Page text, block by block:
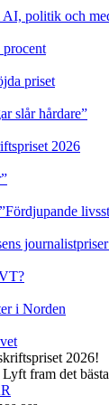
AI, politik och
procent
priset
slår hårdare”
2026
i Norden
2026!
fram det